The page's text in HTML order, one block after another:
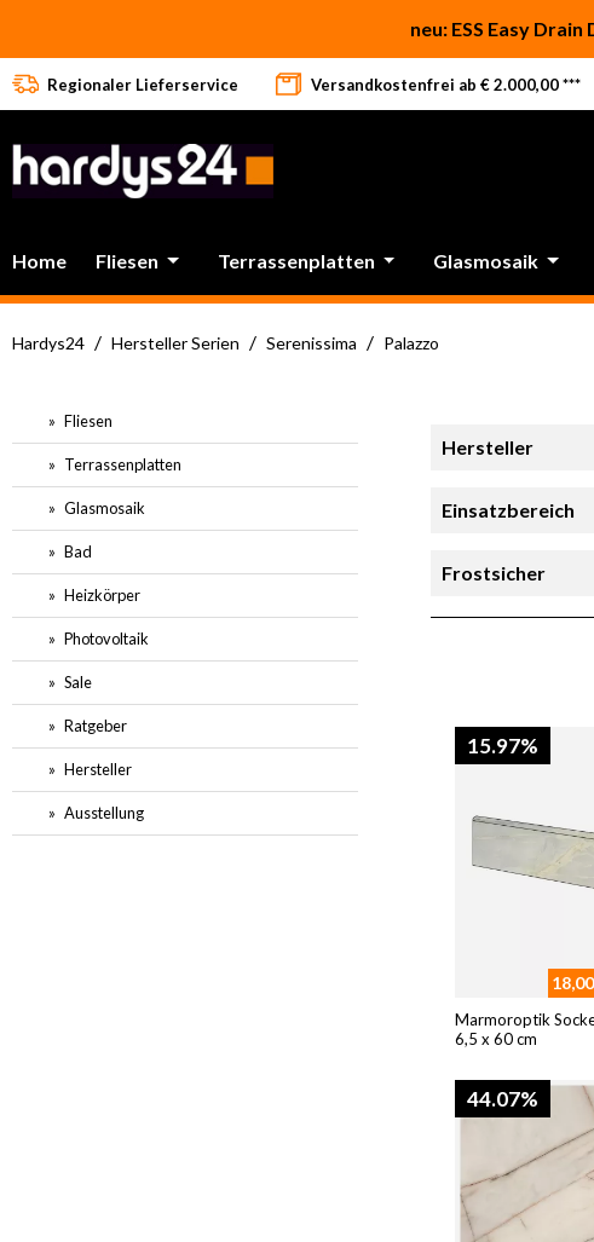
neu: ESS Easy
Regionaler Lieferservice Versandkostenfrei ab € 2.000,00 ***
Home Fliesen Terrassenplatten Glasmosaik
Hardys24 / Hersteller Serien / Serenissima / Palazzo
Fliesen
Terrassenplatten
Glasmosaik
Bad
Heizkörper
Photovoltaik
Sale
Ratgeber
Hersteller
Ausstellung
Hersteller
Einsatzbereich
Frostsicher
15.97%
Marmoroptik
6,5 x 60 cm
44.07%